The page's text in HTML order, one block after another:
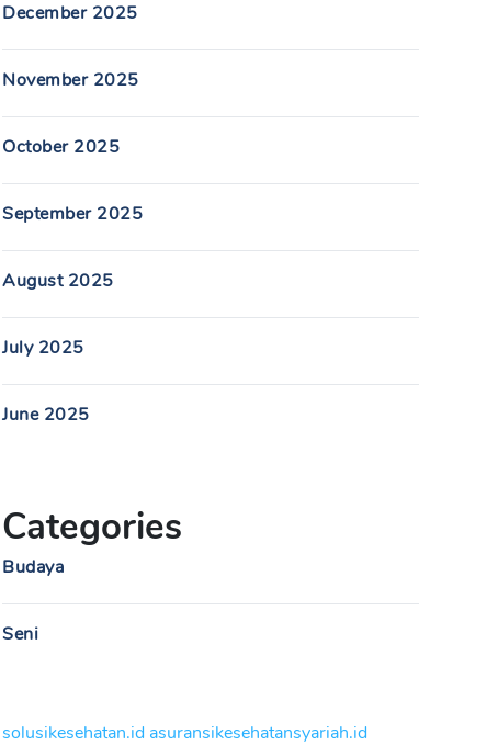
December 2025
November 2025
October 2025
September 2025
August 2025
July 2025
June 2025
Categories
Budaya
Seni
solusikesehatan.id asuransikesehatansyariah.id